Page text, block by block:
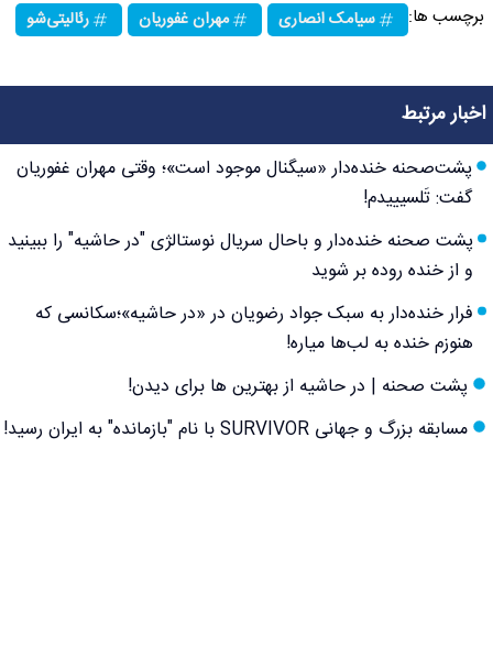
برچسب ها: سیامک انصاری مهران غفوریان رئالیتی‌شو
اخبار مرتبط
پشت‌صحنه خنده‌دار «سیگنال موجود است»؛ وقتی مهران غفوریان
گفت: تَلسیییدم!
پشت صحنه خنده‌دار و باحال سریال نوستالژی "در حاشیه" را ببینید
و از خنده روده بر شوید
فرار خنده‌دار به سبک جواد رضویان در «در حاشیه»؛سکانسی که
هنوزم خنده به لب‌ها میاره!
پشت صحنه | در حاشیه از بهترین ها برای دیدن!
مسابقه بزرگ و جهانی SURVIVOR با نام "بازمانده" به ایران رسید!